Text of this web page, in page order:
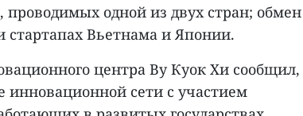
одной из двух стран; обмен
Вьетнама и Японии.
центра Ву Куок Хи сообщил,
инновационной сети с участием